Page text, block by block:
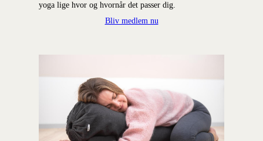
yoga lige hvor og hvornår det passer dig.
Bliv medlem nu